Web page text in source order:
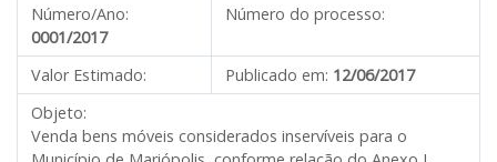
Número/Ano:
0001/2017
Número do processo:
Valor Estimado: Publicado em: 12/06/2017
Objeto:
Venda bens móveis considerados inservíveis para o